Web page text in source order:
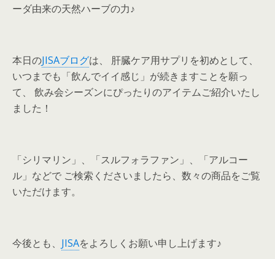
ーダ由来の天然ハーブの力♪
本日のJISAブログは、 肝臓ケア用サプリを初めとして、
いつまでも「飲んでイイ感じ」が続きますことを願っ
て、 飲み会シーズンにぴったりのアイテムご紹介いたし
ました！
「シリマリン」、「スルフォラファン」、「アルコー
ル」などで ご検索くださいましたら、数々の商品をご覧
いただけます。
今後とも、 JISAをよろしくお願い申し上げます♪